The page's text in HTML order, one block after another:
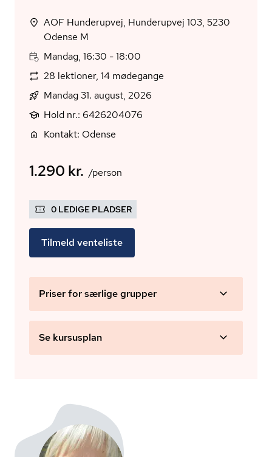
AOF Hunderupvej, Hunderupvej 103, 5230
Odense M
Mandag, 16:30 - 18:00
28 lektioner, 14 mødegange
Mandag 31. august, 2026
Hold nr.: 6426204076
Kontakt: Odense
1.290 kr. /person
0 LEDIGE PLADSER
Tilmeld venteliste
Priser for særlige grupper
Se kursusplan